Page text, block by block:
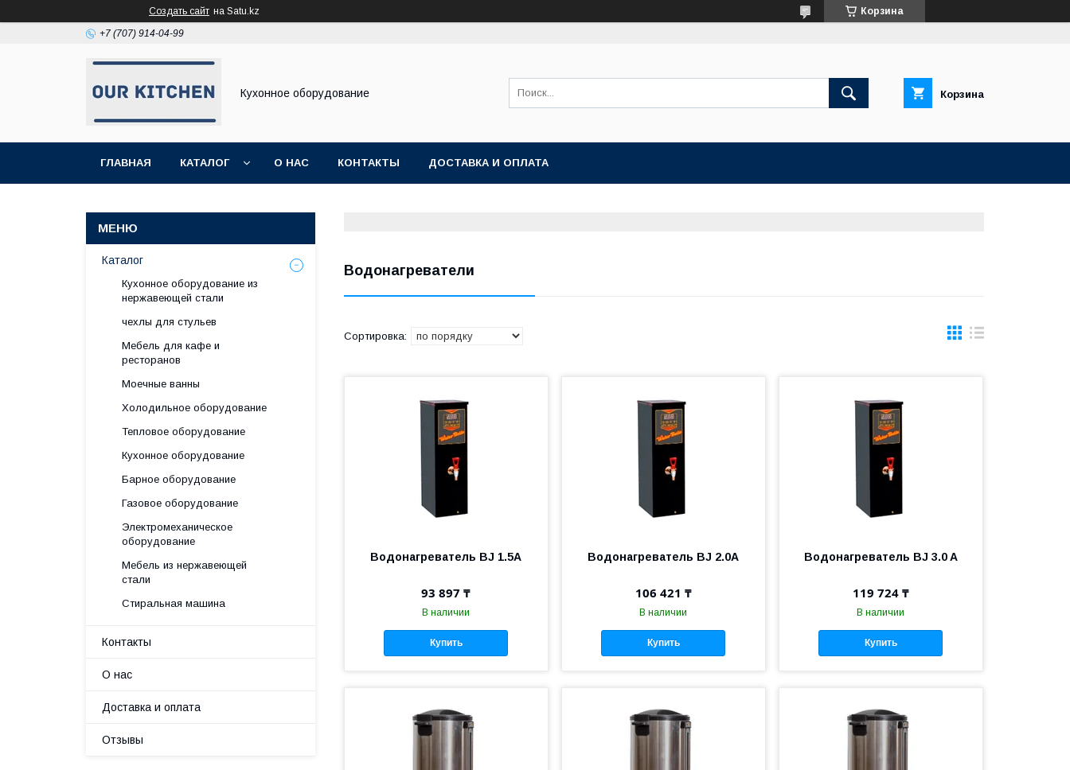
Создать сайт на Satu.kz Корзина
+7 (707) 914-04-99
Кухонное оборудование Корзина
ГЛАВНАЯ КАТАЛОГ О НАС КОНТАКТЫ ДОСТАВКА И ОПЛАТА
Водонагреватели
Водонагреватель BJ 1.5A
93 897 ₸
В наличии
Купить
Водонагреватель BJ 2.0A
106 421 ₸
В наличии
Купить
Водонагреватель BJ 3.0 A
119 724 ₸
В наличии
Купить
Каталог
Кухонное оборудование из
нержавеющей стали
чехлы для стульев
Мебель для кафе и
ресторанов
Моечные ванны
Холодильное оборудование
Тепловое оборудование
Кухонное оборудование
Барное оборудование
Газовое оборудование
Электромеханическое
оборудование
Мебель из нержавеющей
стали
Стиральная машина
Контакты
О нас
Доставка и оплата
Отзывы